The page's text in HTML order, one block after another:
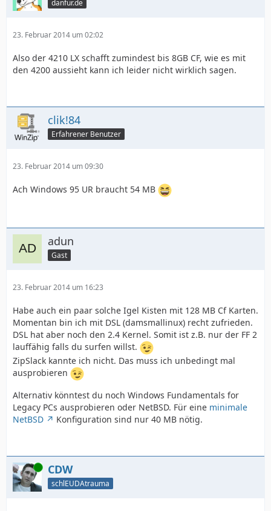
danfur.de
23. Februar 2014 um 02:02
Also der 4210 LX schafft zumindest bis 8GB CF, wie es mit
den 4200 aussieht kann ich leider nicht wirklich sagen.
clik!84
Erfahrener Benutzer
23. Februar 2014 um 09:30
Ach Windows 95 UR braucht 54 MB
adun
Gast
23. Februar 2014 um 16:23
Habe auch ein paar solche Igel Kisten mit 128 MB Cf Karten.
Momentan bin ich mit DSL (damsmallinux) recht zufrieden.
DSL hat aber noch den 2.4 Kernel. Somit ist z.B. nur der FF 2
lauffähig falls du surfen willst.
ZipSlack kannte ich nicht. Das muss ich unbedingt mal
ausprobieren
Alternativ könntest du noch Windows Fundamentals for
Legacy PCs ausprobieren oder NetBSD. Für eine minimale
NetBSD
Konfiguration sind nur 40 MB nötig.
Online CDW
schlEUDAtrauma